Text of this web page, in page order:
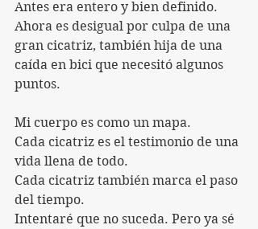
Antes era entero y bien definido.
Ahora es desigual por culpa de una
gran cicatriz, también hija de una
caída en bici que necesitó algunos
puntos.
Mi cuerpo es como un mapa.
Cada cicatriz es el testimonio de una
vida llena de todo.
Cada cicatriz también marca el paso
del tiempo.
Intentaré que no suceda. Pero ya sé